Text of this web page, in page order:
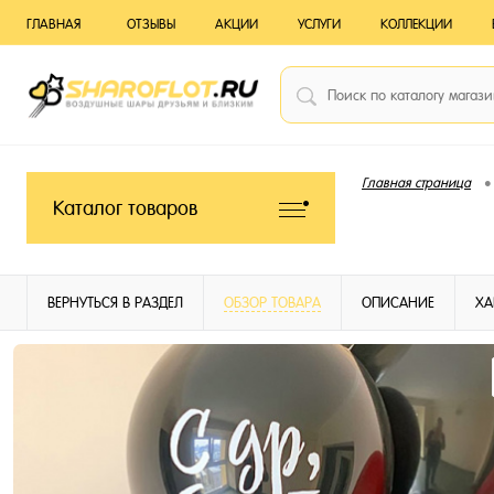
ГЛАВНАЯ ОТЗЫВЫ АКЦИИ УСЛУГИ КОЛЛЕКЦИИ
Каталог товаров
Главная страница •
ВЕРНУТЬСЯ В РАЗДЕЛ ОБЗОР ТОВАРА ОПИСАНИЕ